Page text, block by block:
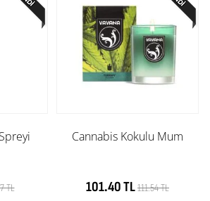
TL
Cannabis Kokulu Mum
101.40 TL111.54 TL